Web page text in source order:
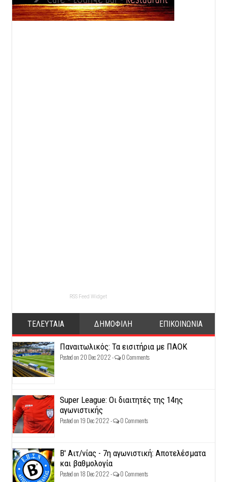
RSS Feed Widget
ΤΕΛΕΥΤΑΙΑ ΔΗΜΟΦΙΛΗ ΕΠΙΚΟΙΝΩΝΙΑ
Παναιτωλικός: Τα εισιτήρια με ΠΑΟΚ
Posted on 20 Dec 2022 - 0 Comments
Super League: Οι διαιτητές της 14ης
αγωνιστικής
Posted on 19 Dec 2022 - 0 Comments
Β' Αιτ/νίας - 7η αγωνιστική: Αποτελέσματα
και βαθμολογία
Posted on 18 Dec 2022 - 0 Comments